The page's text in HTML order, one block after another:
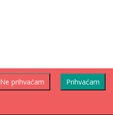
Prihvaćam
Ne prihvaćam